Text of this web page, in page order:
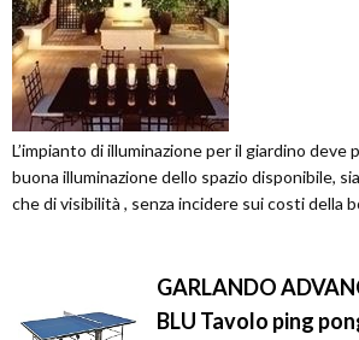
L’impianto di illuminazione per il giardino deve
buona illuminazione dello spazio disponibile,
che di visibilità , senza incidere sui costi della
GARLANDO
BLU Tavolo ping